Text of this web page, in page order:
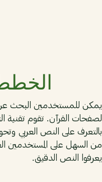
يمكن للمستخدمين البحث عن
بالتعرف على النص العربي
من السهل على المستخدمين
يعرفوا النص الدقيق.